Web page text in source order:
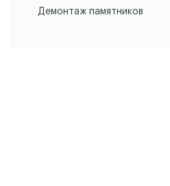
Демонтаж памятников